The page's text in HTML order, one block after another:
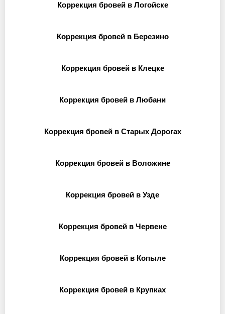
Коррекция бровей в Логойске
Коррекция бровей в Березино
Коррекция бровей в Клецке
Коррекция бровей в Любани
Коррекция бровей в Старых Дорогах
Коррекция бровей в Воложине
Коррекция бровей в Узде
Коррекция бровей в Червене
Коррекция бровей в Копыле
Коррекция бровей в Крупках